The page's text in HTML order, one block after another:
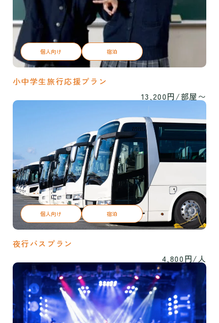
個人向け 宿泊
小中学生旅行応援プラン
13,200円/部屋〜
個人向け 宿泊
夜行バスプラン
4,800円/人